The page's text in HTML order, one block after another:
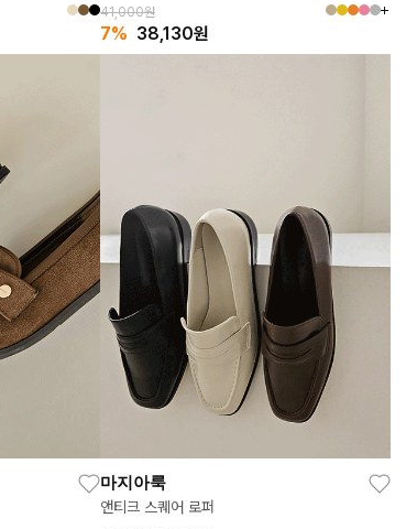
41,000원
7% 38,130원
마지아룩
앤티크 스퀘어 로퍼